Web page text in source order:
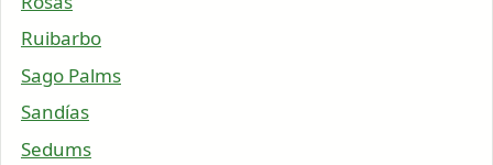
Ruibarbo
Sago Palms
Sandías
Sedums